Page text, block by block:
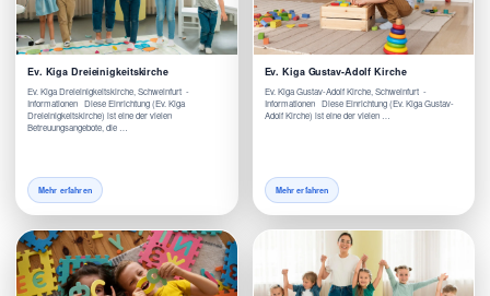
Ev. Kiga Dreieinigkeitskirche
Ev. Kiga Dreieinigkeitskirche, Schweinfurt -
Informationen Diese Einrichtung (Ev. Kiga
Dreieinigkeitskirche) ist eine der vielen
Betreuungsangebote, die …
Mehr erfahren
Ev. Kiga Gustav-Adolf Kirche
Ev. Kiga Gustav-Adolf Kirche, Schweinfurt -
Informationen Diese Einrichtung (Ev. Kiga Gustav-
Adolf Kirche) ist eine der vielen …
Mehr erfahren